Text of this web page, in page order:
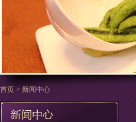
首页 > 新闻中心